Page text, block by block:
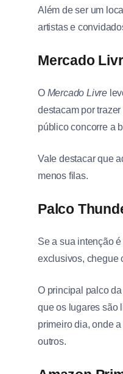
Além de ser um
artistas e
Mercado
O Mercado Livre
destacam por
público concorre a
Vale destacar que
menos filas.
Palco
Se a sua intenção
exclusivos, chegue
O principal palco da
que os lugares são
primeiro dia, onde a
outros.